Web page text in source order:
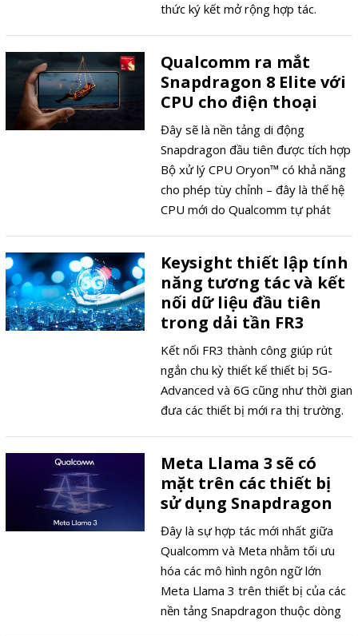
thức ký kết mở rộng hợp tác.
Qualcomm ra mắt
Snapdragon 8 Elite với
CPU cho điện thoại
Đây sẽ là nền tảng di động
Snapdragon đầu tiên được tích hợp
Bộ xử lý CPU Oryon™ có khả năng
cho phép tùy chỉnh – đây là thế hệ
CPU mới do Qualcomm tự phát
Keysight thiết lập tính
năng tương tác và kết
nối dữ liệu đầu tiên
trong dải tần FR3
Kết nối FR3 thành công giúp rút
ngắn chu kỳ thiết kế thiết bị 5G-
Advanced và 6G cũng như thời gian
đưa các thiết bị mới ra thị trường.
Meta Llama 3 sẽ có
mặt trên các thiết bị
sử dụng Snapdragon
Đây là sự hợp tác mới nhất giữa
Qualcomm và Meta nhằm tối ưu
hóa các mô hình ngôn ngữ lớn
Meta Llama 3 trên thiết bị của các
nền tảng Snapdragon thuộc dòng